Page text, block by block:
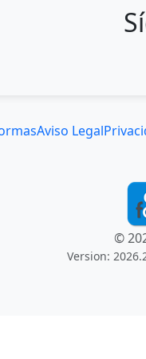
Aviso Legal
©
Version: